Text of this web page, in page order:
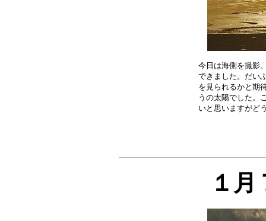
今日は海側を撮影
できました。だい
を見られるかと期
うの太陽でした。
１